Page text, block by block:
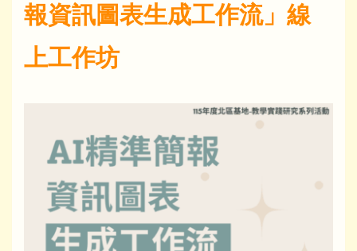
報資訊圖表生成工作流」線
上工作坊